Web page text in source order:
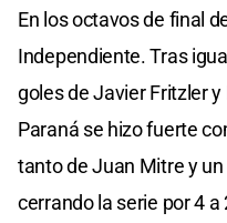
En los octavos de final
Independiente. Tras
goles de Javier Fritzler
Paraná se hizo fuerte
tanto de Juan Mitre y
cerrando la serie por 4 a